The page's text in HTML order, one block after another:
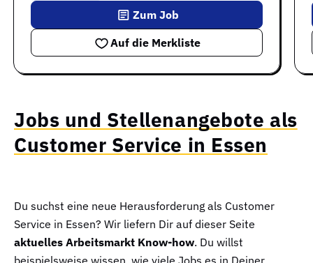
Auf die Merkliste
Zum Job
Jobs und Stellenangebote als
Customer Service in Essen
Du suchst eine neue Herausforderung als Customer
Service in Essen? Wir liefern Dir auf dieser Seite
aktuelles Arbeitsmarkt Know-how. Du willst